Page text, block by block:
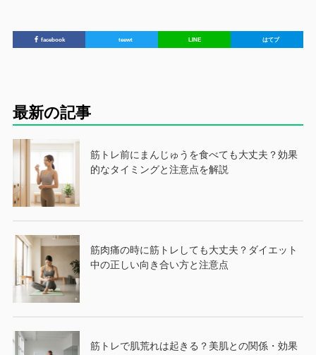
facebook teewt LINE はてブ
最新の記事
筋トレ前にまんじゅうを食べても大丈夫？効果
的なタイミングと注意点を解説
筋肉痛の時に筋トレしても大丈夫？ダイエット
中の正しい向き合い方と注意点
筋トレで肌荒れは起きる？美肌との関係・効果